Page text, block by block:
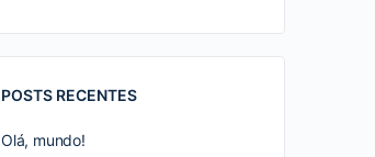
POSTS RECENTES
Olá, mundo!